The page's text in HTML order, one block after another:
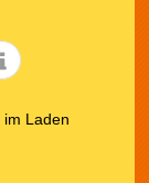
im Laden